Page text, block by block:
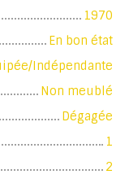
1970
En bon état
Indépendante
Non meublé
Dégagée
1
2